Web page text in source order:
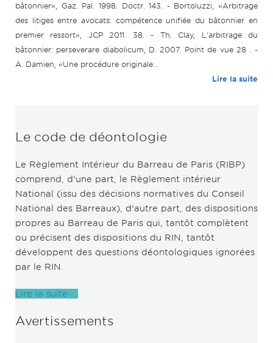
bâtonnier», Gaz. Pal. 1998. Doctr. 143. - Bortoluzzi, «Arbitrage
des litiges entre avocats: compétence unifiée du bâtonnier en
premier ressort», JCP 2011. 38. - Th. Clay, L'arbitrage du
bâtonnier: perseverare diabolicum, D. 2007. Point de vue 28 . -
A. Damien, «Une procédure originale...
Lire la suite
Le code de déontologie
Le Règlement Intérieur du Barreau de Paris (RIBP)
comprend, d’une part, le Règlement intérieur
National (issu des décisions normatives du Conseil
National des Barreaux), d’autre part, des dispositions
propres au Barreau de Paris qui, tantôt complètent
ou précisent des dispositions du RIN, tantôt
développent des questions déontologiques ignorées
par le RIN.
Lire la suite ...
Avertissements